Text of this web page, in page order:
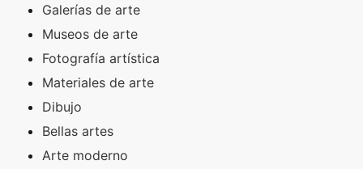
Galerías de arte
Museos de arte
Fotografía artística
Materiales de arte
Dibujo
Bellas artes
Arte moderno